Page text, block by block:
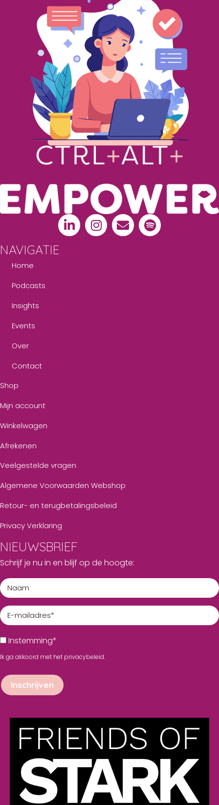
NAVIGATIE
Home
Podcasts
Insights
Events
Over
Contact
Shop
Mijn account
Winkelwagen
Afrekenen
Veelgestelde vragen
Algemene Voorwaarden Webshop
Retour- en terugbetalingsbeleid
Privacy Verklaring
NIEUWSBRIEF
Schrijf je nu in en blijf op de hoogte:
Instemming*
Ik ga akkoord met het privacybeleid.
Inschrijven